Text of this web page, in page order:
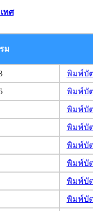
ทศ
ม
พิมพ์บั
พิมพ์บั
พิมพ์บั
พิมพ์บั
พิมพ์บั
พิมพ์บั
พิมพ์บั
พิมพ์บั